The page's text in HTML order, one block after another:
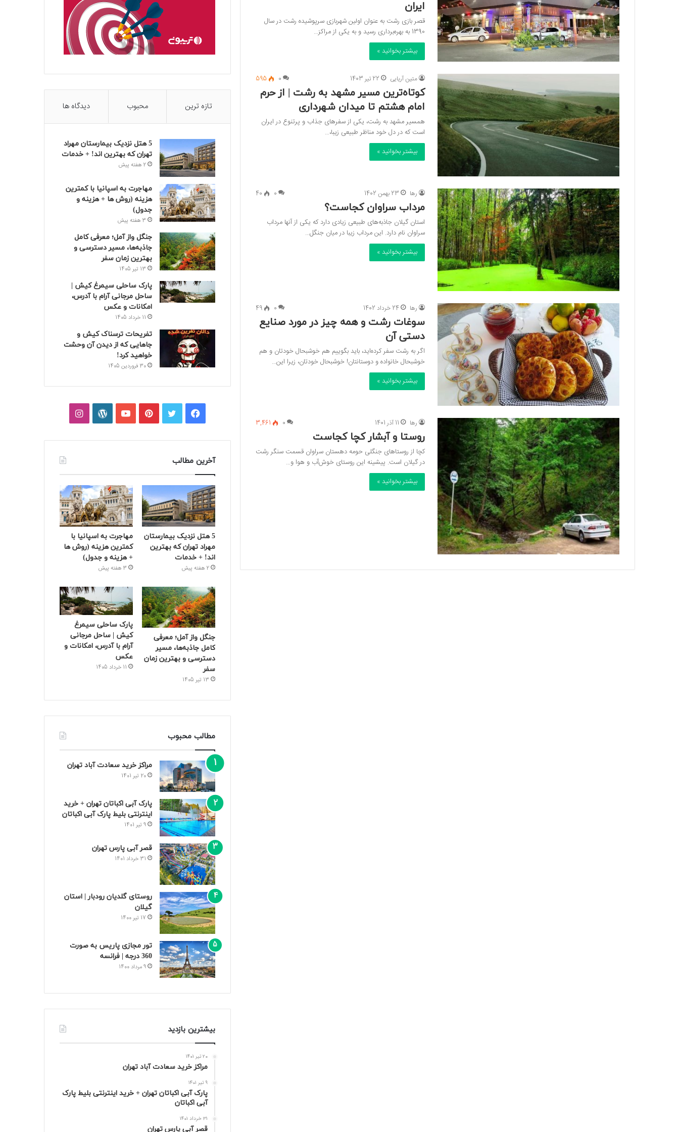
ایران
قصر بازی رشت به عنوان اولین شهربازی سرپوشیده رشت در سال
1390 به بهره‌برداری رسید و به یکی از مراکز…
بیشتر بخوانید »
متین آریایی 22 تیر 1403 0
595
کوتاه‌ترین مسیر مشهد به رشت | از حرم
امام هشتم تا میدان شهرداری
همسیر مشهد به رشت، یکی از سفرهای جذاب و پرتنوع در ایران
است که در دل خود مناظر طبیعی زیبا،…
بیشتر بخوانید »
رها 23 بهمن 1402 0
40
مرداب سراوان کجاست؟
استان گیلان جاذبه‌های طبیعی زیادی دارد که یکی از آنها مرداب
سراوان نام دارد. این مرداب زیبا در میان جنگل…
بیشتر بخوانید »
رها 24 خرداد 1402 0
49
سوغات رشت و همه چیز در مورد صنایع
دستی آن
اگر به رشت سفر کرده‌اید، باید بگوییم هم خوشبحال خودتان و هم
خوشبحال خانواده و دوستانتان! خوشبحال خودتان، زیرا این…
بیشتر بخوانید »
رها 11 آذر 1401 0
3,461
روستا و آبشار کچا کجاست
کچا از روستا‌های جنگلی حومه دهستان سراوان قسمت سنگر رشت
در گیلان است. پیشینه این روستای خوش‌آب و هوا و…
بیشتر بخوانید »
تازه ترین محبوب دیدگاه ها
5 هتل نزدیک بیمارستان مهراد
تهران که بهترین‌ اند! + خدمات
2 هفته پیش
مهاجرت به اسپانیا با کمترین
هزینه (روش ها + هزینه و
جدول)
3 هفته پیش
جنگل واز آمل؛ معرفی کامل
جاذبه‌ها، مسیر دسترسی و
بهترین زمان سفر
13 تیر 1405
پارک ساحلی سیمرغ کیش |
ساحل مرجانی آرام با آدرس،
امکانات و عکس
11 خرداد 1405
تفریحات ترسناک کیش و
جاهایی که از دیدن آن وحشت
خواهید کرد!
30 فروردین 1405
فیسبوکتوییترپینتریستیوتیوبوردپرساینستاگرام
آخرین مطالب
5 هتل نزدیک بیمارستان
مهراد تهران که بهترین‌
اند! + خدمات
2 هفته پیش
مهاجرت به اسپانیا با
کمترین هزینه (روش ها
+ هزینه و جدول)
3 هفته پیش
جنگل واز آمل؛ معرفی
کامل جاذبه‌ها، مسیر
دسترسی و بهترین زمان
سفر
13 تیر 1405
پارک ساحلی سیمرغ
کیش | ساحل مرجانی
آرام با آدرس، امکانات و
عکس
11 خرداد 1405
مطالب محبوب
مراکز خرید سعادت‌ آباد تهران
20 تیر 1401
پارک آبی اکباتان تهران + خرید
اینترنتی بلیط پارک آبی اکباتان
9 تیر 1401
قصر آبی پارس تهران
31 خرداد 1401
روستای گلدیان رودبار | استان
گیلان
17 تیر 1400
تور مجازی پاریس به صورت
360 درجه | فرانسه
9 مرداد 1400
بیشترین بازدید
20 تیر 1401
مراکز خرید سعادت‌ آباد تهران
9 تیر 1401
پارک آبی اکباتان تهران + خرید اینترنتی بلیط پارک
آبی اکباتان
31 خرداد 1401
قصر آبی پارس تهران